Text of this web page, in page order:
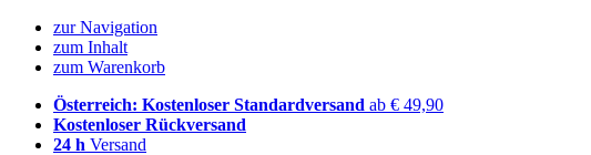
zur Navigation
zum Inhalt
zum Warenkorb
Österreich: Kostenloser Standardversand ab € 49,90
Kostenloser Rückversand
24 h Versand